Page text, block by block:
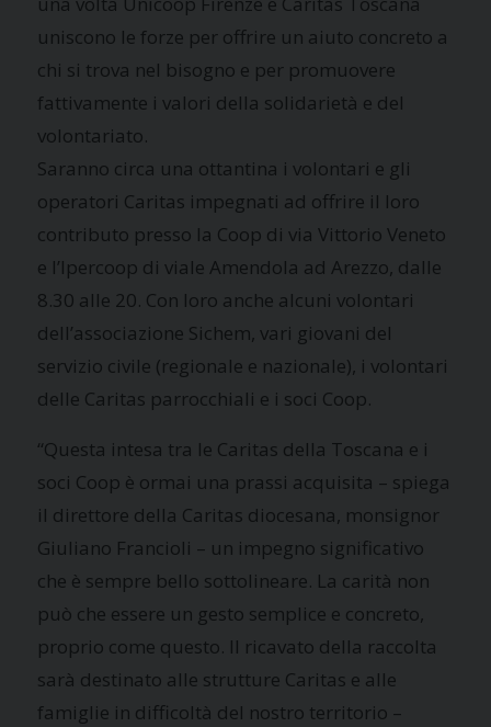
uniscono le forze per offrire un aiuto concreto a
chi si trova nel bisogno e per promuovere
fattivamente i valori della solidarietà e del
volontariato.
Saranno circa una ottantina i volontari e gli
operatori Caritas impegnati ad offrire il loro
contributo presso la Coop di via Vittorio Veneto
e l’Ipercoop di viale Amendola ad Arezzo, dalle
8.30 alle 20. Con loro anche alcuni volontari
dell’associazione Sichem, vari giovani del
servizio civile (regionale e nazionale), i volontari
delle Caritas parrocchiali e i soci Coop.
“Questa intesa tra le Caritas della Toscana e i
soci Coop è ormai una prassi acquisita – spiega
il direttore della Caritas diocesana, monsignor
Giuliano Francioli – un impegno significativo
che è sempre bello sottolineare. La carità non
può che essere un gesto semplice e concreto,
proprio come questo. Il ricavato della raccolta
sarà destinato alle strutture Caritas e alle
famiglie in difficoltà del nostro territorio –